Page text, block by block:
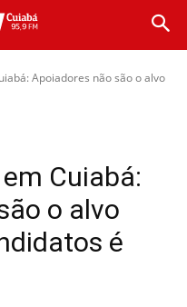
Apoiadores não são o alvo
Cuiabá:
o alvo
é